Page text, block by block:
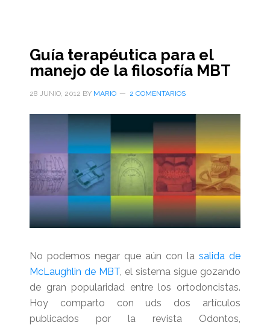
a
partir
con
topografía
Guía terapéutica para el
manejo de la filosofía MBT
28 JUNIO, 2012 BY MARIO 2 COMENTARIOS
No podemos negar que aún con lasalida de
McLaughlin de MBT, el sistema sigue gozando
de gran popularidad entre los ortodoncistas.
Hoy comparto con uds dos artículos
publicados por la revista Odontos,